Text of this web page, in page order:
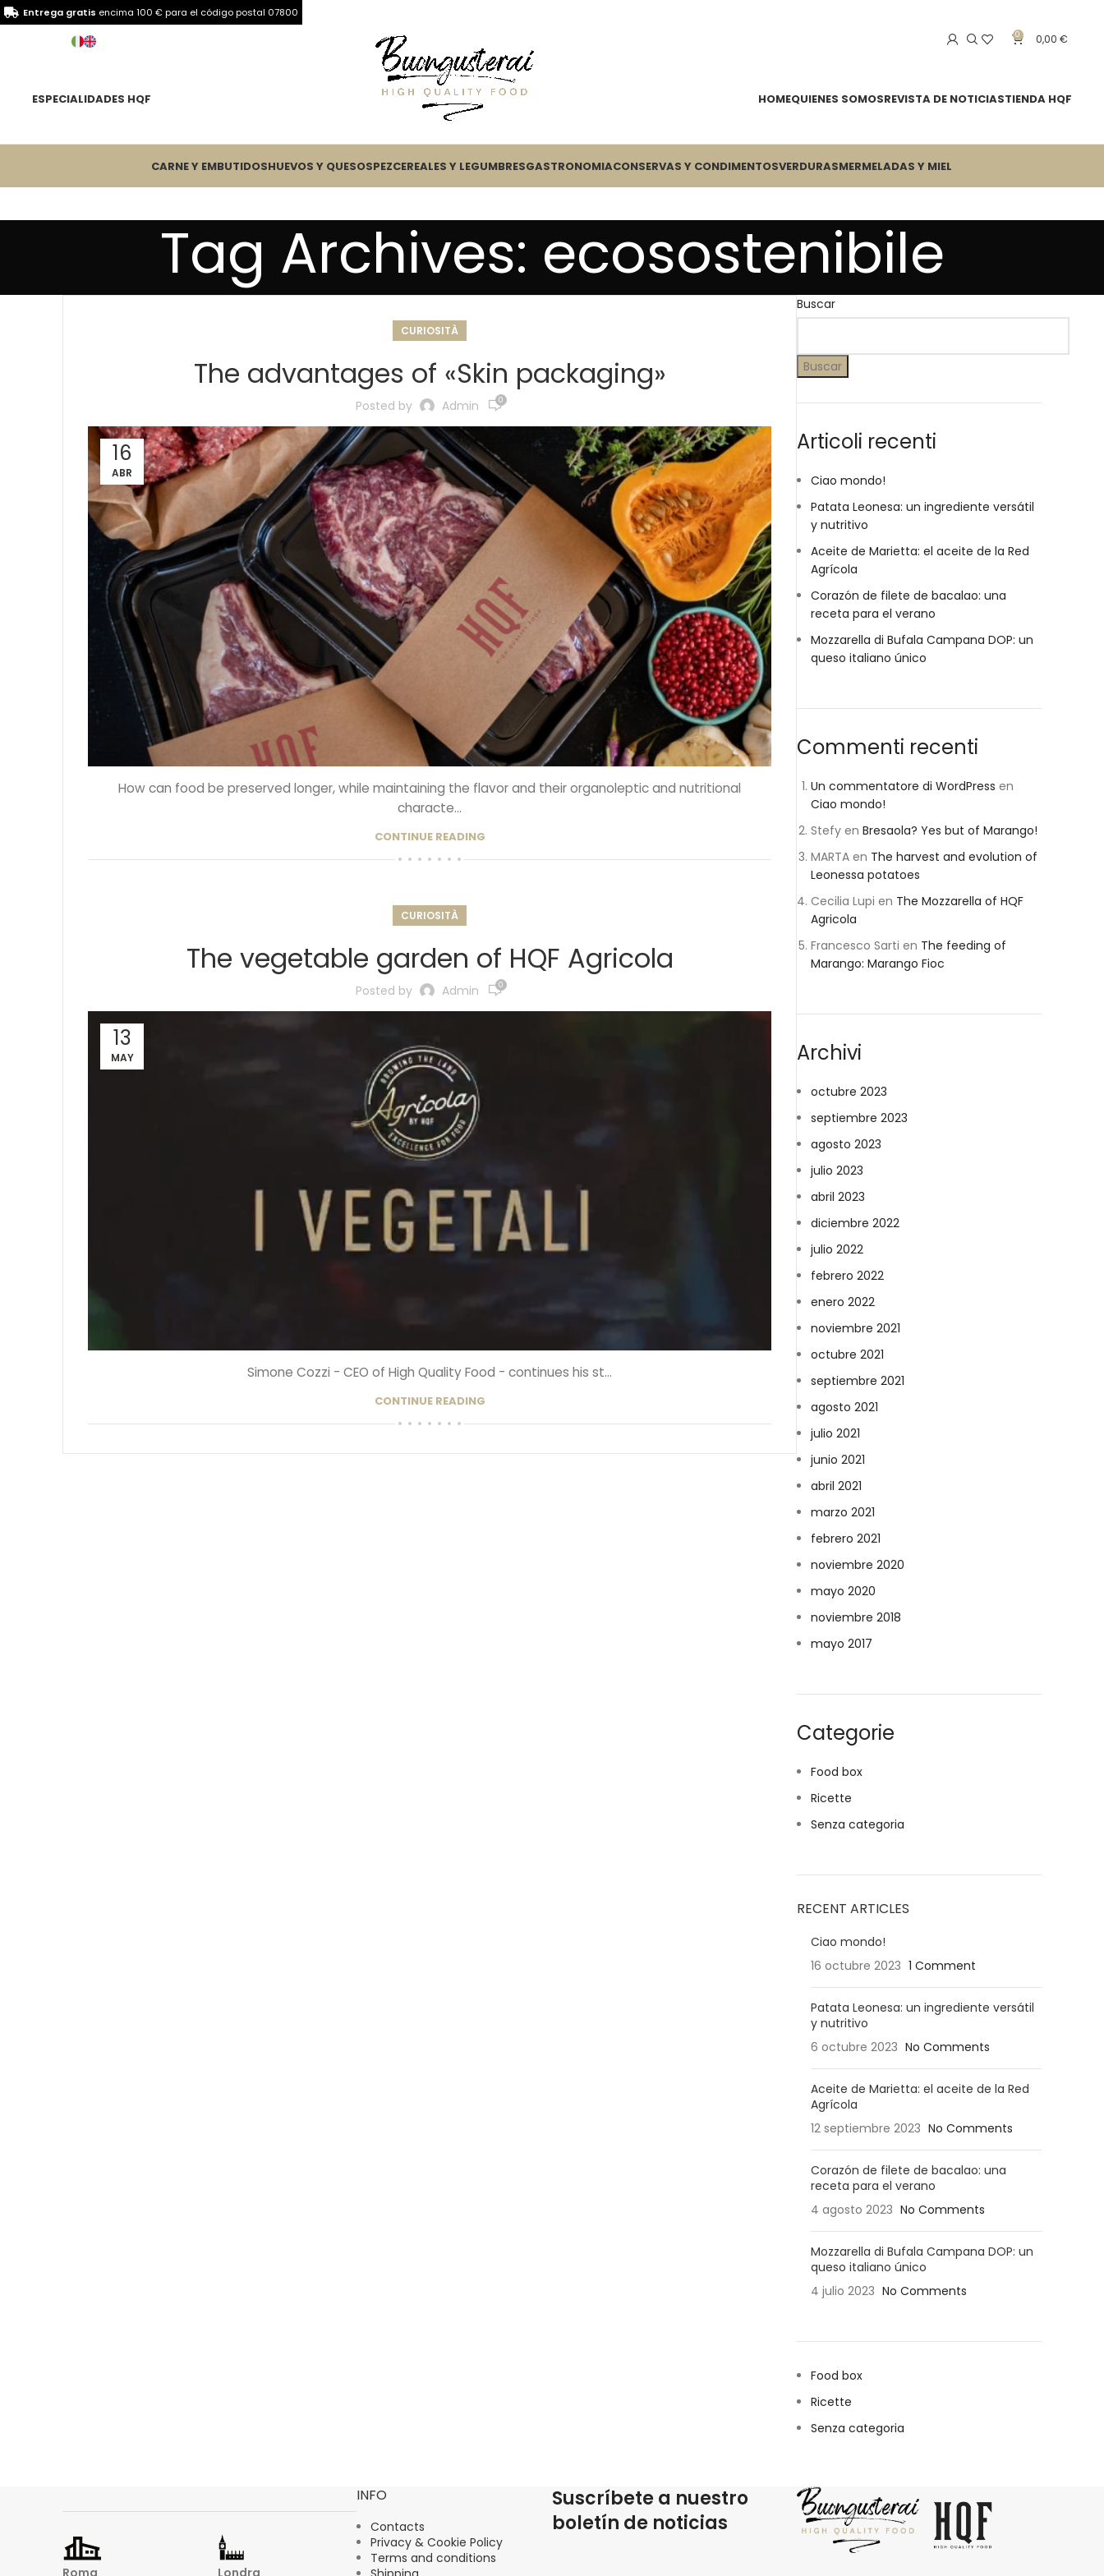
0 0,00€
ESPECIALIDADES HQF HOMEQUIENES SOMOSREVISTA DE NOTICIASTIENDA HQF
CARNE Y EMBUTIDOSHUEVOS Y QUESOSPEZCEREALES Y LEGUMBRESGASTRONOMIACONSERVAS Y CONDIMENTOSVERDURASMERMELADAS Y MIEL
Tag Archives: ecosostenibile
CURIOSITÀ
The advantages of «Skin packaging»
Posted by Admin 0
16
ABR
How can food be preserved longer, while maintaining the flavor and their organoleptic and nutritional
characte...
CONTINUE READING
CURIOSITÀ
The vegetable garden of HQF Agricola
Posted by Admin 0
13
MAY
Simone Cozzi - CEO of High Quality Food - continues his st...
CONTINUE READING
Buscar
Buscar
Articoli recenti
Ciao mondo!
Patata Leonesa: un ingrediente versátil
y nutritivo
Aceite de Marietta: el aceite de la Red
Agrícola
Corazón de filete de bacalao: una
receta para el verano
Mozzarella di Bufala Campana DOP: un
queso italiano único
Commenti recenti
Un commentatore di WordPress en
Ciao mondo!
Stefy en Bresaola? Yes but of Marango!
MARTA en The harvest and evolution of
Leonessa potatoes
Cecilia Lupi en The Mozzarella of HQF
Agricola
Francesco Sarti en The feeding of
Marango: Marango Fioc
Archivi
octubre 2023
septiembre 2023
agosto 2023
julio 2023
abril 2023
diciembre 2022
julio 2022
febrero 2022
enero 2022
noviembre 2021
octubre 2021
septiembre 2021
agosto 2021
julio 2021
junio 2021
abril 2021
marzo 2021
febrero 2021
noviembre 2020
mayo 2020
noviembre 2018
mayo 2017
Categorie
Food box
Ricette
Senza categoria
RECENT ARTICLES
Ciao mondo!
16 octubre 2023 1 Comment
Patata Leonesa: un ingrediente versátil
y nutritivo
6 octubre 2023 No Comments
Aceite de Marietta: el aceite de la Red
Agrícola
12 septiembre 2023 No Comments
Corazón de filete de bacalao: una
receta para el verano
4 agosto 2023 No Comments
Mozzarella di Bufala Campana DOP: un
queso italiano único
4 julio 2023 No Comments
Food box
Ricette
Senza categoria
Roma Londra
INFO
Contacts
Privacy & Cookie Policy
Terms and conditions
Suscríbete a nuestro
boletín de noticias
Entrega gratis encima 100 € para el código postal 07800